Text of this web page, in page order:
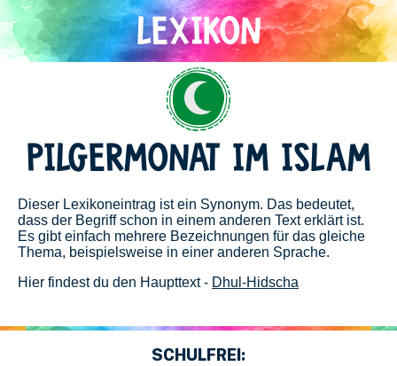
Direkt
zum
Inhalt
PILGERMONAT IM ISLAM
Dieser Lexikoneintrag ist ein Synonym. Das bedeutet,
dass der Begriff schon in einem anderen Text erklärt ist.
Es gibt einfach mehrere Bezeichnungen für das gleiche
Thema, beispielsweise in einer anderen Sprache.
Hier findest du den Haupttext - Dhul-Hidscha
SCHULFREI: